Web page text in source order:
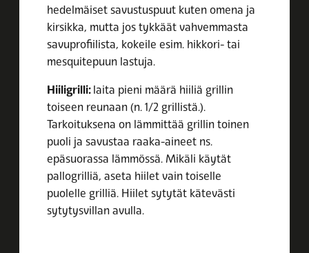
hedelmäiset savustuspuut kuten omena ja
kirsikka, mutta jos tykkäät vahvemmasta
savuprofiilista, kokeile esim. hikkori- tai
mesquitepuun lastuja.
Hiiligrilli: laita pieni määrä hiiliä grillin
toiseen reunaan (n. 1/2 grillistä.).
Tarkoituksena on lämmittää grillin toinen
puoli ja savustaa raaka-aineet ns.
epäsuorassa lämmössä. Mikäli käytät
pallogrilliä, aseta hiilet vain toiselle
puolelle grilliä. Hiilet sytytät kätevästi
sytytysvillan avulla.